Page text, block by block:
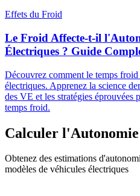
Effets du Froid
Le Froid Affecte-t-il
Électriques ? Guide
Découvrez comment le temps
électriques. Apprenez la science
des VE et les stratégies
temps froid.
Calculer
Obtenez des estimations
modèles de véhicules électriques